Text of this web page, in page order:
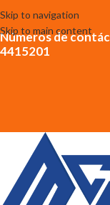
Skip to navigation
Skip to main content
Números de
4415201